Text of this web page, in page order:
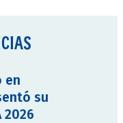
en
su
2026